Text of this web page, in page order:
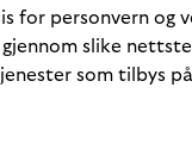
for personvern og
slike
som tilbys